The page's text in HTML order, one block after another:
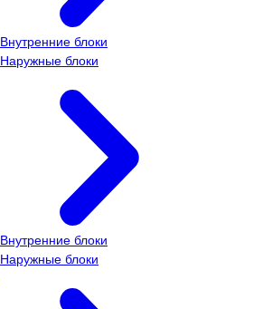
Внутренние блоки
Наружные блоки
Внутренние блоки
Наружные блоки